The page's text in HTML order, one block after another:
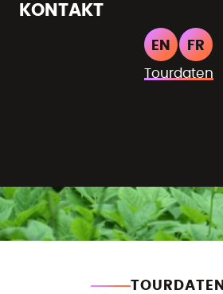
TOURDATEN
KONTAKT
EN FR
Tourdaten